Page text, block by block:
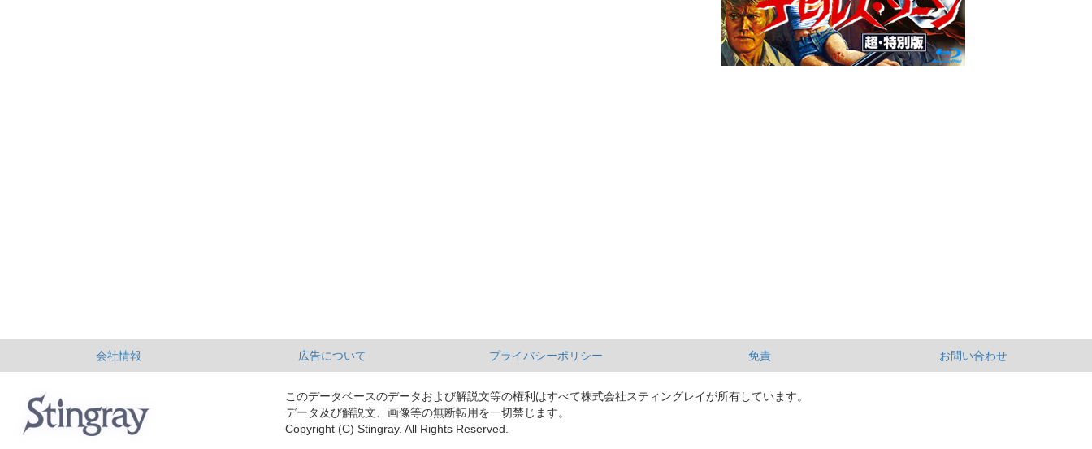
会社情報 広告について プライバシーポリシー 免責 お問い合わせ
このデータベースのデータおよび解説文等の権利はすべて株式会社スティングレイが所有しています。
データ及び解説文、画像等の無断転用を一切禁じます。
Copyright (C) Stingray. All Rights Reserved.